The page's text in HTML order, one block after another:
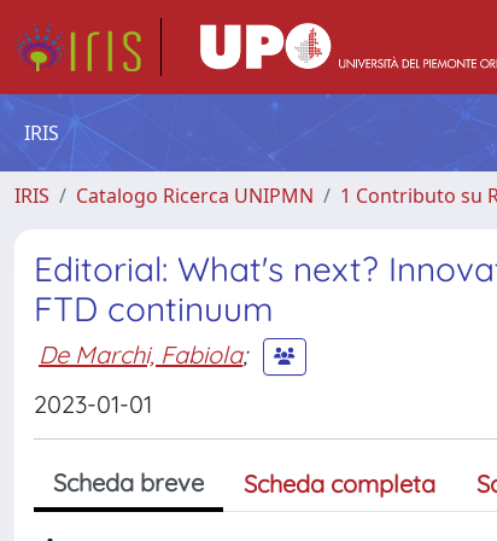
IRIS
IRIS Catalogo Ricerca UNIPMN 1 Contributo su
Editorial: What's next?
FTD continuum
De Marchi, Fabiola;
2023-01-01
Scheda breve Scheda completa